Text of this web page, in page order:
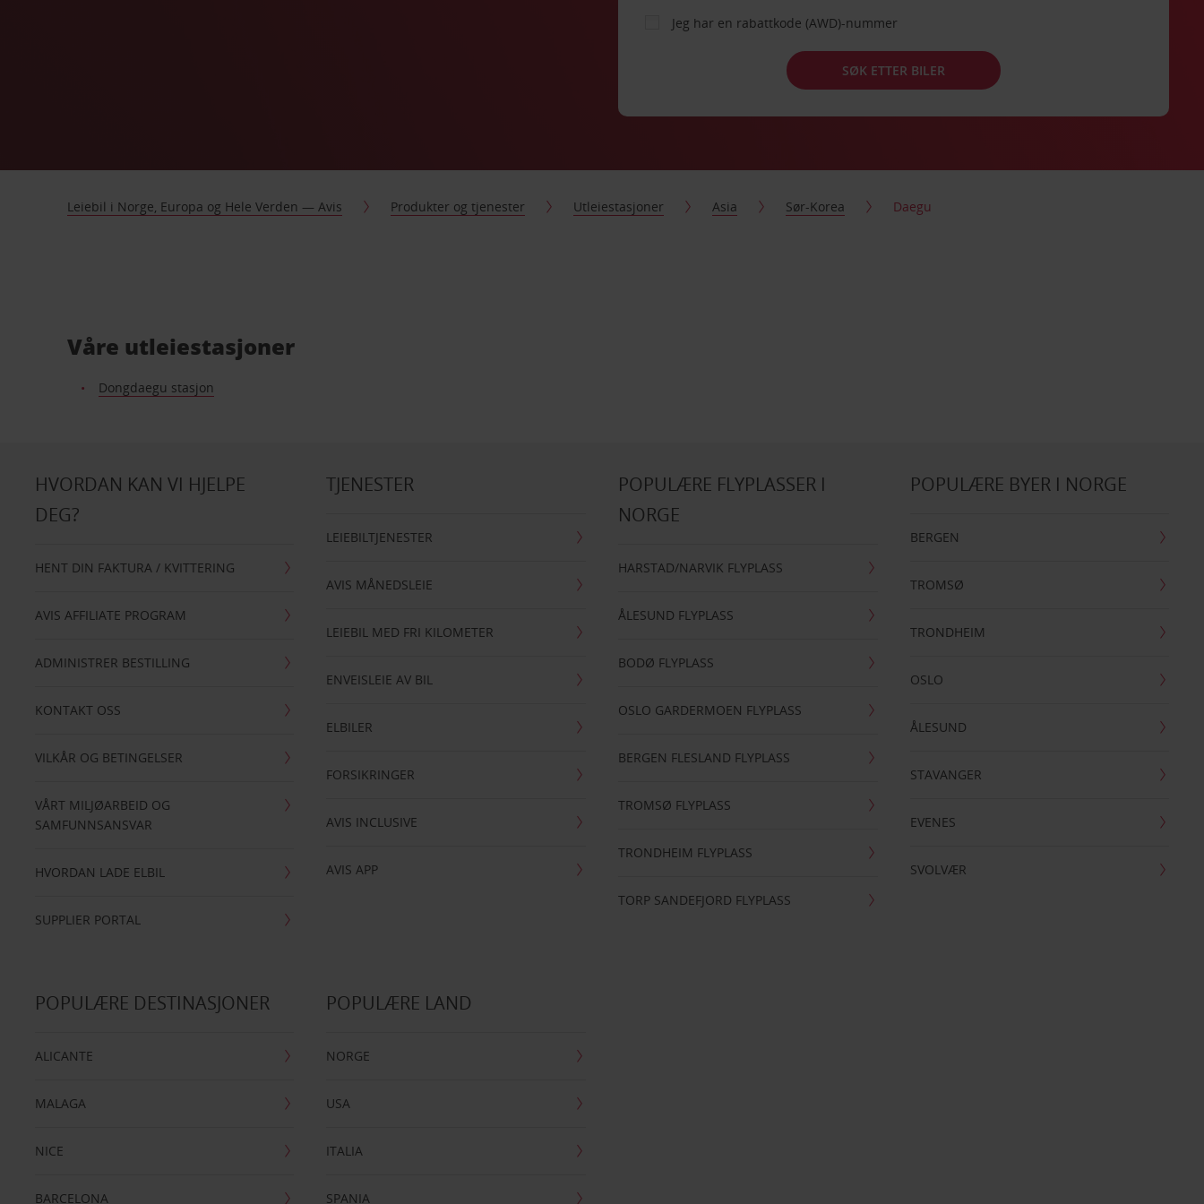
Jeg har en rabattkode (AWD)-nummer
SØK ETTER BILER
Leiebil i Norge, Europa og Hele Verden — Avis Produkter og tjenester Utleiestasjoner Asia Sør-Korea Daegu
Våre utleiestasjoner
Dongdaegu stasjon
HVORDAN KAN VI HJELPE
DEG?
HENT DIN FAKTURA / KVITTERING
AVIS AFFILIATE PROGRAM
ADMINISTRER BESTILLING
KONTAKT OSS
VILKÅR OG BETINGELSER
VÅRT MILJØARBEID OG
SAMFUNNSANSVAR
HVORDAN LADE ELBIL
SUPPLIER PORTAL
TJENESTER
LEIEBILTJENESTER
AVIS MÅNEDSLEIE
LEIEBIL MED FRI KILOMETER
ENVEISLEIE AV BIL
ELBILER
FORSIKRINGER
AVIS INCLUSIVE
AVIS APP
POPULÆRE FLYPLASSER I
NORGE
HARSTAD/NARVIK FLYPLASS
ÅLESUND FLYPLASS
BODØ FLYPLASS
OSLO GARDERMOEN FLYPLASS
BERGEN FLESLAND FLYPLASS
TROMSØ FLYPLASS
TRONDHEIM FLYPLASS
TORP SANDEFJORD FLYPLASS
POPULÆRE BYER I NORGE
BERGEN
TROMSØ
TRONDHEIM
OSLO
ÅLESUND
STAVANGER
EVENES
SVOLVÆR
POPULÆRE DESTINASJONER
ALICANTE
MALAGA
NICE
BARCELONA
POPULÆRE LAND
NORGE
USA
ITALIA
SPANIA